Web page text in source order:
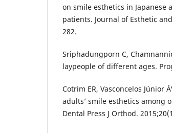
on smile esthetics in
patients. Journal of Esthetic
282.
Sriphadungporn C,
laypeople of different ages.
Cotrim ER, Vasconcelos Júnior
adults’ smile esthetics among
Dental Press J Orthod.